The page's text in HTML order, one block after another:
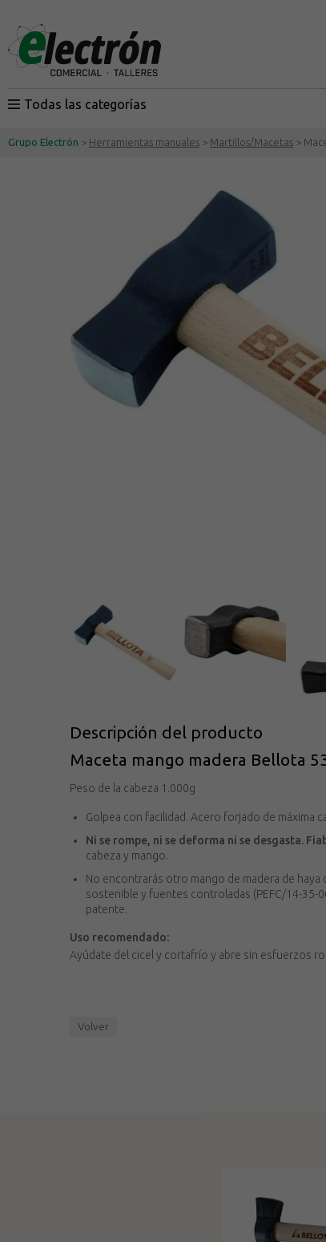
Todas las categorías
Grupo Electrón > Herramientas manuales > Martillos/Macetas >
Descripción del producto
Maceta mango madera Bellota
Peso de la cabeza 1.000g
Golpea con facilidad. Acero forjado de máxima
Ni se rompe, ni se deforma ni se desgasta.
cabeza y mango.
No encontrarás otro mango de madera de
sostenible y fuentes controladas (PEFC/14-35-
patente.
Uso recomendado:
Ayúdate del cicel y cortafrío y abre sin esfuerzos
Volver